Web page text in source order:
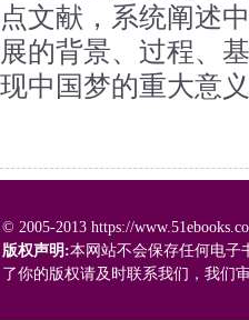
点文献，系统阐述
展的背景、过程、
现中国梦的重大意
© 2005-2013 https://
版权声明:本网站不会保存任何电子
了你的版权请及时联系我们，我们